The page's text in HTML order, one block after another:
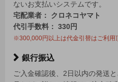
ないお支払いシステムです。
宅配業者： クロネコヤマト
代引手数料： 330円
※300,000円以上は代金引替はご利用
銀行振込
ご入金確認後、2日以内の発送